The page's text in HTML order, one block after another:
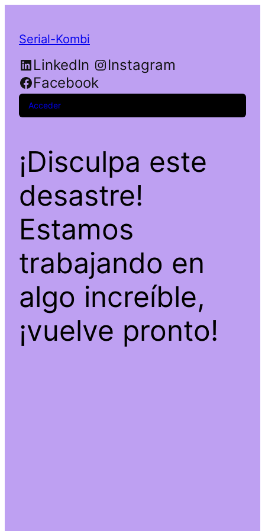
Serial-Kombi
LinkedIn
Instagram
Facebook
Acceder
¡Disculpa este
desastre!
Estamos
trabajando en
algo increíble,
¡vuelve pronto!